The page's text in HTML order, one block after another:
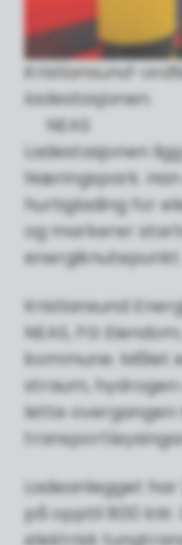
Kristiansund-
ladestasjonen.
NEAS
Ladestasjonen
Næringspark.
hurtiglading for
og markerer
energiknutepunkt.
Kristiansund
NEAS, FG
kommune. Målet
straum,
lette
Ladeanlegget
på opptil 800 kW.